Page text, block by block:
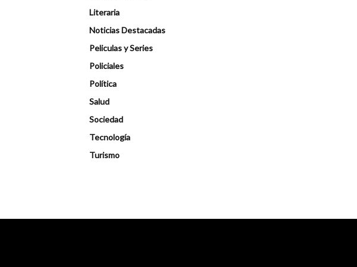
Literaria
Noticias Destacadas
Peliculas y Series
Policiales
Política
Salud
Sociedad
Tecnología
Turismo